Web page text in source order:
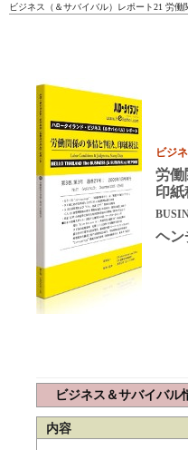
ビジネス（＆サバイバル）レポート21 労
ビジ
労働
印紙
ヘン
ビジネス＆サバイバル
内容